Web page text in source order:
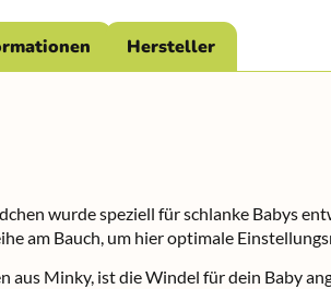
Hersteller
wurde speziell für schlanke Babys
am Bauch, um hier optimale
aus Minky, ist die Windel für dein Baby